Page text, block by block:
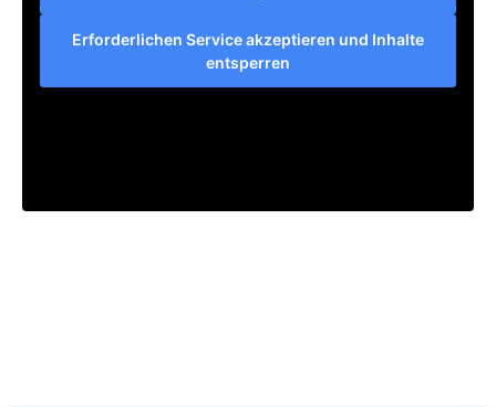
Erforderlichen Service akzeptieren und Inhalte
entsperren